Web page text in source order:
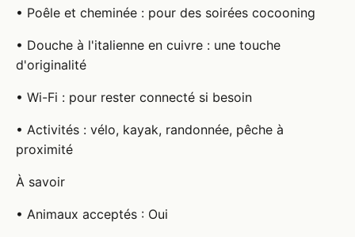
• Poêle et cheminée : pour des soirées cocooning
• Douche à l'italienne en cuivre : une touche
d'originalité
• Wi-Fi : pour rester connecté si besoin
• Activités : vélo, kayak, randonnée, pêche à
proximité
À savoir
• Animaux acceptés : Oui